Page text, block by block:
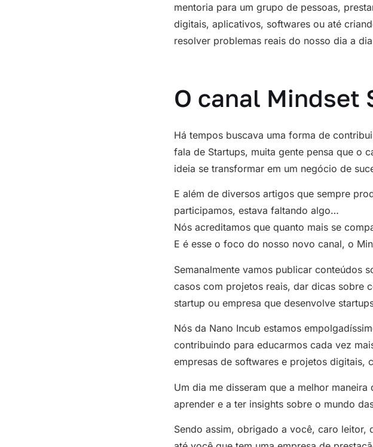
mentoria para um grupo de pessoas,
digitais, aplicativos, softwares ou até
resolver problemas reais do nosso dia a
O canal Mindset
Há tempos buscava uma forma de
fala de Startups, muita gente pensa que o
ideia se transformar em um negócio de
E além de diversos artigos que sempre
participamos, estava faltando algo…
Nós acreditamos que quanto mais se
E é esse o foco do nosso novo canal, o
Semanalmente vamos publicar conteúdos
casos com projetos reais, dar dicas sobre
startup ou empresa que desenvolve
Nós da Nano Incub estamos
contribuindo para educarmos cada vez
empresas de softwares e projetos digitais,
Um dia me disseram que a melhor
aprender e a ter insights sobre o mundo
Sendo assim, obrigado a você, caro leitor,